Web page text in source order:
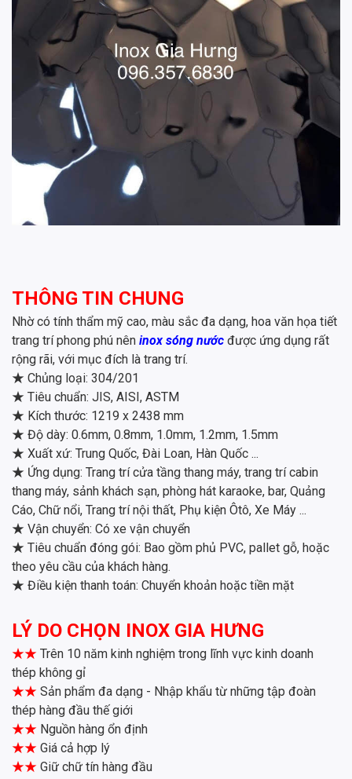
THÔNG TIN CHUNG
Nhờ có tính thẩm mỹ cao, màu sắc đa dạng, hoa văn họa tiết
trang trí phong phú nên inox sóng nước được ứng dụng rất
rộng rãi, với mục đích là trang trí.
★ Chủng loại: 304/201
★ Tiêu chuẩn: JIS, AISI, ASTM
★ Kích thước: 1219 x 2438 mm
★ Độ dày: 0.6mm, 0.8mm, 1.0mm, 1.2mm, 1.5mm
★ Xuất xứ: Trung Quốc, Đài Loan, Hàn Quốc ...
★ Ứng dụng: Trang trí cửa tầng thang máy, trang trí cabin
thang máy, sảnh khách sạn, phòng hát karaoke, bar, Quảng
Cáo, Chữ nổi, Trang trí nội thất, Phụ kiện Ôtô, Xe Máy ...
★ Vận chuyển: Có xe vận chuyển
★ Tiêu chuẩn đóng gói: Bao gồm phủ PVC, pallet gỗ, hoặc
theo yêu cầu của khách hàng.
★ Điều kiện thanh toán: Chuyển khoản hoặc tiền mặt
LÝ DO CHỌN INOX GIA HƯNG
★★ Trên 10 năm kinh nghiệm trong lĩnh vực kinh doanh
thép không gỉ
★★ Sản phẩm đa dạng - Nhập khẩu từ những tập đoàn
thép hàng đầu thế giới
★★ Nguồn hàng ổn định
★★ Giá cả hợp lý
★★ Giữ chữ tín hàng đầu